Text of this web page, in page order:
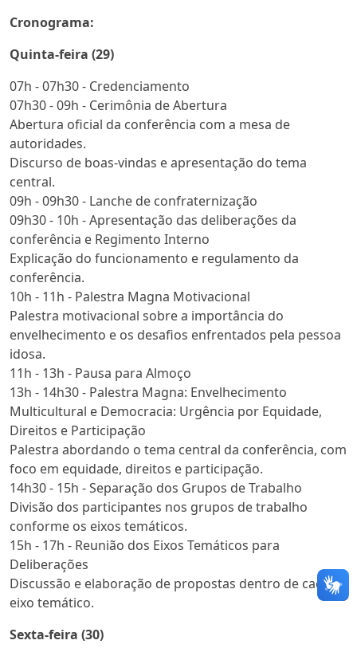
Cronograma:
Quinta-feira (29)
07h - 07h30 - Credenciamento
07h30 - 09h - Cerimônia de Abertura
Abertura oficial da conferência com a mesa de
autoridades.
Discurso de boas-vindas e apresentação do tema
central.
09h - 09h30 - Lanche de confraternização
09h30 - 10h - Apresentação das deliberações da
conferência e Regimento Interno
Explicação do funcionamento e regulamento da
conferência.
10h - 11h - Palestra Magna Motivacional
Palestra motivacional sobre a importância do
envelhecimento e os desafios enfrentados pela pessoa
idosa.
11h - 13h - Pausa para Almoço
13h - 14h30 - Palestra Magna: Envelhecimento
Multicultural e Democracia: Urgência por Equidade,
Direitos e Participação
Palestra abordando o tema central da conferência, com
foco em equidade, direitos e participação.
14h30 - 15h - Separação dos Grupos de Trabalho
Divisão dos participantes nos grupos de trabalho
conforme os eixos temáticos.
15h - 17h - Reunião dos Eixos Temáticos para
Deliberações
Discussão e elaboração de propostas dentro de cada
eixo temático.
Sexta-feira (30)